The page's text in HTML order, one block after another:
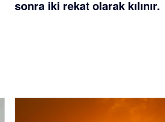
sonra iki rekat olarak kılınır.